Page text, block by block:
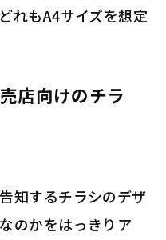
れもA4サイズを想定
店向けのチラ
知するチラシのデザ
のかをはっきりア